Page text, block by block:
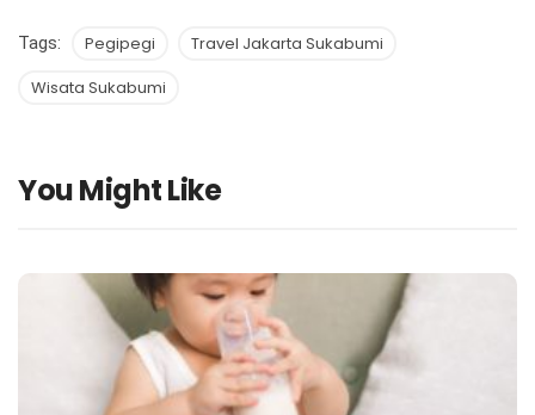
Tags: Pegipegi
Travel Jakarta Sukabumi
Wisata Sukabumi
You Might Like